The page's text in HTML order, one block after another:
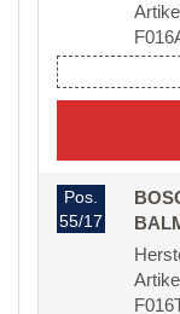
Pos.
55/17